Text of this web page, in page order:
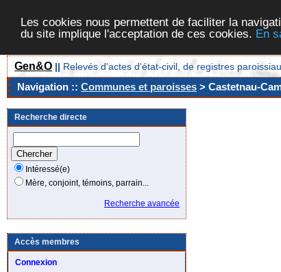
Les cookies nous permettent de faciliter la
du site implique l'acceptation de ces cookies. En
Gen&O || Relevés d'actes d'état-civil, de registres
Navigation :: Communes et paroisses > Castetnau-
Recherche directe
Intéressé(e)
Mère, conjoint, témoins, parrain...
Recherche avancée
Accès membres
Connexion